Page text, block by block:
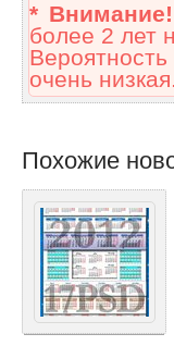
* Внимание!
более 2 лет
очень низкая.
Похожие